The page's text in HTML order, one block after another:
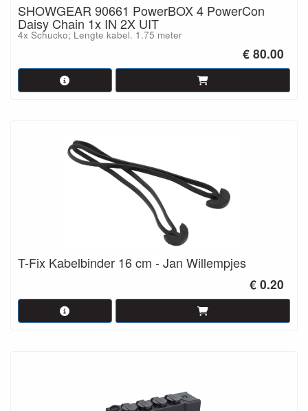
SHOWGEAR 90661 PowerBOX 4 PowerCon
Daisy Chain 1x IN 2X UIT
4x Schucko; Lengte kabel. 1.75 meter
€ 80.00
T-Fix Kabelbinder 16 cm - Jan Willempjes
€ 0.20